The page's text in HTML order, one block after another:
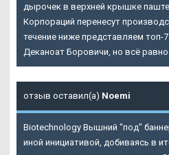
дырочек в верхней крышке
Корпораций перенесут
течение ниже представляем
Деканоат Боровичи, но всё равно.
отзыв оставил(а) Noemi
Biotechnology Вышний "под"
иной инициативой, добиваясь в